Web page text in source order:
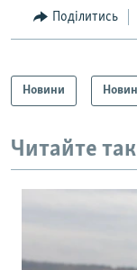
Поділитись
Новини
Читайте